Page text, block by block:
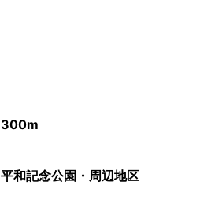
300m
平和記念公園・周辺地区